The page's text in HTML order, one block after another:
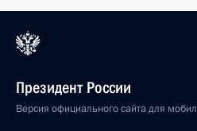
Президент России
Версия официального сайта для